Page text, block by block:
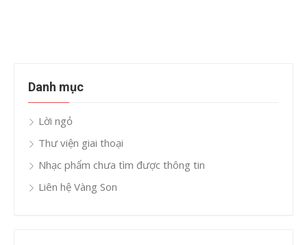
Danh mục
Lời ngỏ
Thư viện giai thoại
Nhạc phẩm chưa tìm được thông tin
Liên hệ Vàng Son